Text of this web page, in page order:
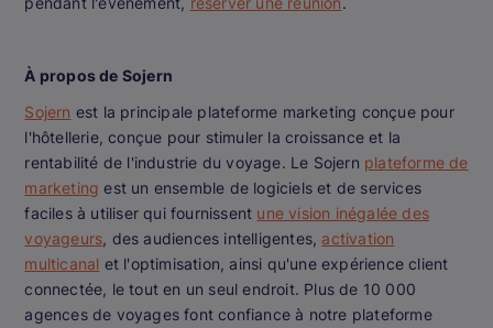
À propos de Sojern
Sojern est la principale plateforme marketing conçue pour
l'hôtellerie, conçue pour stimuler la croissance et la
rentabilité de l'industrie du voyage. Le Sojern plateforme de
marketing est un ensemble de logiciels et de services
faciles à utiliser qui fournissent une vision inégalée des
voyageurs, des audiences intelligentes, activation
multicanal et l'optimisation, ainsi qu'une expérience client
connectée, le tout en un seul endroit. Plus de 10 000
agences de voyages font confiance à notre plateforme